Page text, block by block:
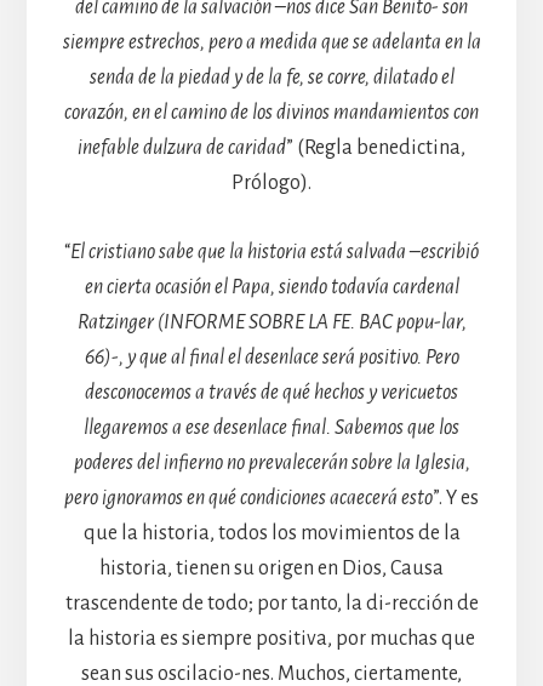
del camino de la salvación –nos dice San Benito- son
siempre estrechos, pero a medida que se adelanta en la
senda de la piedad y de la fe, se corre, dilatado el
corazón, en el camino de los divinos mandamientos con
inefable dulzura de caridad” (Regla benedictina,
Prólogo).
“El cristiano sabe que la historia está salvada –escribió
en cierta ocasión el Papa, siendo todavía cardenal
Ratzinger (INFORME SOBRE LA FE. BAC popu-lar,
66)-, y que al final el desenlace será positivo. Pero
desconocemos a través de qué hechos y vericuetos
llegaremos a ese desenlace final. Sabemos que los
poderes del infierno no prevalecerán sobre la Iglesia,
pero ignoramos en qué condiciones acaecerá esto”. Y es
que la historia, todos los movimientos de la
historia, tienen su origen en Dios, Causa
trascendente de todo; por tanto, la di-rección de
la historia es siempre positiva, por muchas que
sean sus oscilacio-nes. Muchos, ciertamente,